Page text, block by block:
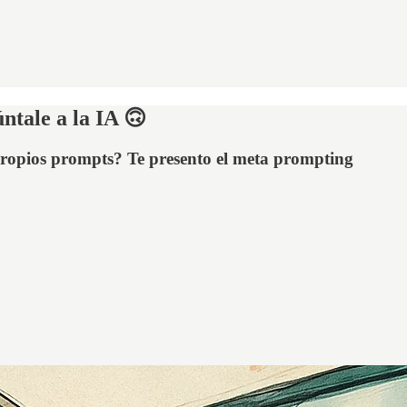
a la IA 🙃
prompts? Te presento el meta prompting